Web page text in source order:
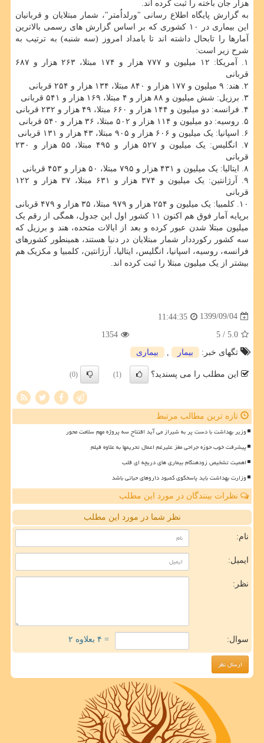
هزار جان باخته را ثبت کرده اند.
به گزارش پایگاه اطلاع رسانی "ورلداُمتر"، شمار مبتلایان و قربانیان
این بیماری در ۱۰ کشوری که بر اساس گزارش های رسمی بالاترین
آمارها را تابحال داشته اند تا بامداد امروز (سه شنبه) به ترتیب به
شرح زیر است:
۱. آمریکا: ۱۲ میلیون و ۷۷۷ هزار و ۱۷۴ مبتلا، ۲۶۳ هزار و ۶۸۷
قربانی
۲. هند: ۹ میلیون و ۱۷۷ هزار و ۸۴۰ مبتلا، ۱۳۴ هزار و ۲۵۴ قربانی
۳. برزیل: شش میلیون و ۸۸ هزار و ۴ مبتلا، ۱۶۹ هزار و ۵۴۱ قربانی
۴. فرانسه: دو میلیون و ۱۴۴ هزار و ۶۶۰ مبتلا، ۴۹ هزار و ۲۳۲ قربانی
۵. روسیه: دو میلیون و ۱۱۴ هزار و ۵۰۲ مبتلا، ۳۶ هزار و ۵۴۰ قربانی
۶. اسپانیا: یک میلیون و ۶۰۶ هزار و ۹۰۵ مبتلا، ۴۳ هزار و ۱۳۱ قربانی
۷. انگلیس: یک میلیون و ۵۲۷ هزار و ۴۹۵ مبتلا، ۵۵ هزار و ۲۳۰
قربانی
۸. ایتالیا: یک میلیون و ۴۳۱ هزار و ۷۹۵ مبتلا، ۵۰ هزار و ۴۵۳ قربانی
۹. آرژانتین: یک میلیون و ۳۷۴ هزار و ۶۳۱ مبتلا، ۳۷ هزار و ۱۲۲
قربانی
۱۰. کلمبیا: یک میلیون و ۲۵۴ هزار و ۹۷۹ مبتلا، ۳۵ هزار و ۴۷۹ قربانی
برپایه آمار فوق هم اکنون ۱۱ کشور اول این جدول، همگی از رقم یک
میلیون مبتلا شدن عبور کرده و بعد از ایالات متحده، هند و برزیل که
سه کشور رکورددار شمار مبتلایان در دنیا هستند، همینطور کشورهای
فرانسه، روسیه، اسپانیا، انگلیس، ایتالیا، آرژانتین، کلمبیا و مکزیک هم
بیشتر از یک میلیون مبتلا را ثبت کرده اند.
1399/09/04
11:44:35
5.0
/ 5
1354
تگهای خبر:
بیمار بیماری
این مطلب را می پسندید؟ (1)
(0)
تازه ترین مطالب مرتبط
وزیر بهداشت با دست پر به شیراز می آید افتتاح سه پروژه مهم سلامت محور
پیشرفت خوب حوزه جراحی مغز علیرغم اعمال تحریمها به علاوه فیلم
اهمیت تشخیص زودهنگام بیماری های دریچه ای قلب
وزارت بهداشت باید پاسخگوی کمبود داروهای حیاتی باشد
نظرات بینندگان در مورد این مطلب
نظر شما در مورد این مطلب
نام:
ایمیل:
نظر:
سوال: = ۴ بعلاوه ۲